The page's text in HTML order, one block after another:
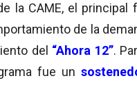
la CAME, el principal
de la
del “Ahora 12”.
fue un